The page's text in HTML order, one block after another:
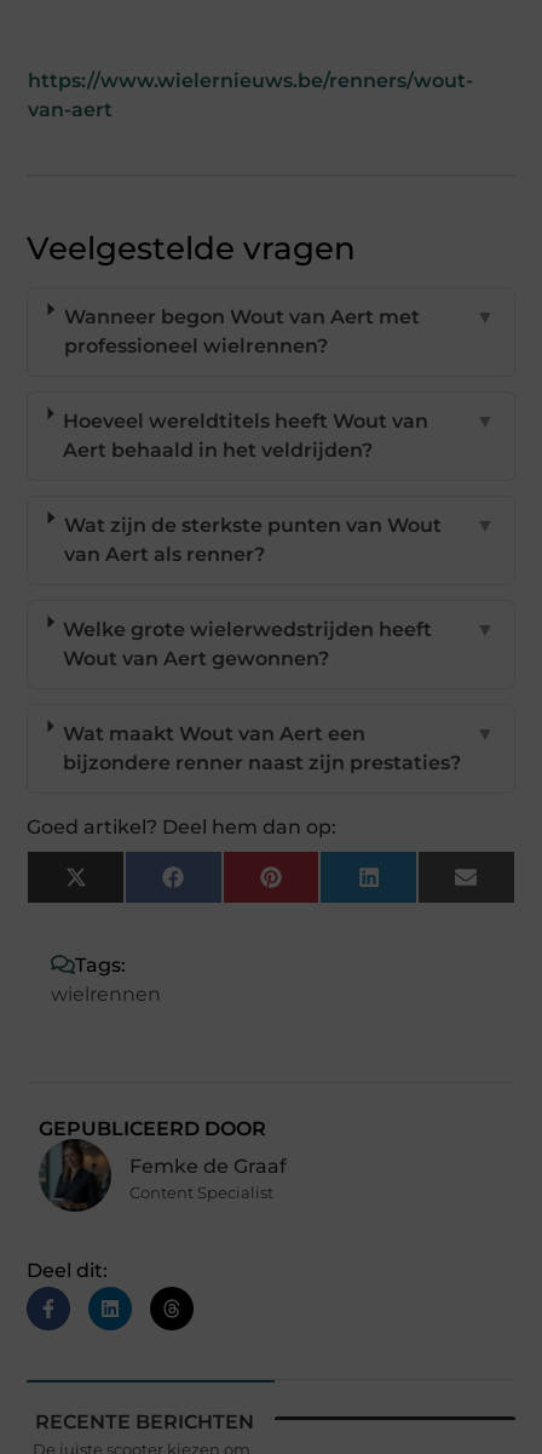
https://www.wielernieuws.be/renners/wout-
van-aert
Veelgestelde vragen
Wanneer begon Wout van Aert met
professioneel wielrennen?
▼
Hoeveel wereldtitels heeft Wout van
Aert behaald in het veldrijden?
▼
Wat zijn de sterkste punten van Wout
van Aert als renner?
▼
Welke grote wielerwedstrijden heeft
Wout van Aert gewonnen?
▼
Wat maakt Wout van Aert een
bijzondere renner naast zijn prestaties?
▼
Goed artikel? Deel hem dan op:
X
(Twitter)
FacebookPinterestLinkedIn Email
Tags:
wielrennen
GEPUBLICEERD DOOR
Femke de Graaf
Content Specialist
Deel dit:
RECENTE BERICHTEN
De juiste scooter kiezen om